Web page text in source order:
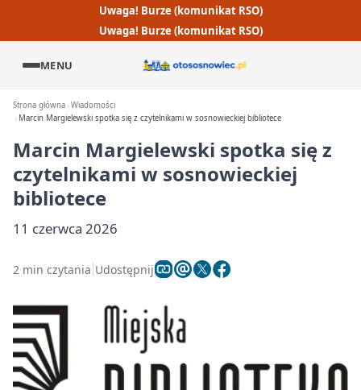
Uwaga! Burze (komunikat RSO)
Uwaga! Burze (komunikat RSO)
MENU
Strona główna Wiadomości
Marcin Margielewski spotka się z czytelnikami w sosnowieckiej bibliotece
Marcin Margielewski spotka się z
czytelnikami w sosnowieckiej
bibliotece
11 czerwca 2026
2 min czytania Udostępnij